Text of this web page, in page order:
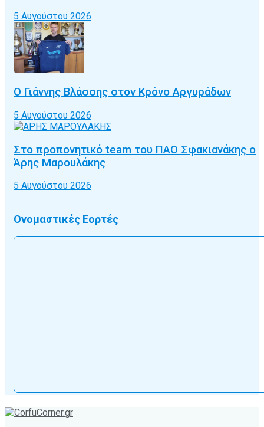
5 Αυγούστου 2026
Ο Γιάννης Βλάσσης στον Κρόνο Αργυράδων
5 Αυγούστου 2026
Στο προπονητικό team του ΠΑΟ Σφακιανάκης ο
Άρης Μαρουλάκης
5 Αυγούστου 2026
Ονομαστικές Εορτές